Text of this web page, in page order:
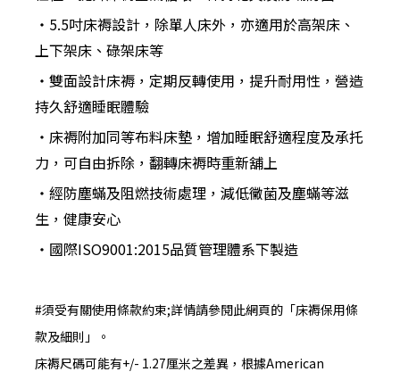
‧5.5吋床褥設計，除單人床外，亦適用於高架床、
上下架床、碌架床等
‧雙面設計床褥，定期反轉使用，提升耐用性，營造
持久舒適睡眠體驗
‧床褥附加同等布料床墊，增加睡眠舒適程度及承托
力，可自由拆除，翻轉床褥時重新舖上
‧經防塵蟎及阻燃技術處理，減低黴菌及塵蟎等滋
生，健康安心
‧國際ISO9001:2015品質管理體系下製造
#須受有關使用條款約束;詳情請參閱此網頁的「床褥保用條
款及細則」。
床褥尺碼可能有+/- 1.27厘米之差異，根據American